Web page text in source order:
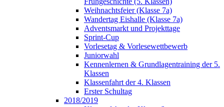
Weihnachtsfeier (Klasse 7a)
Wandertag Eishalle (Klasse 7a)
Adventsmarkt und Projekttage
Sprint-Cup
Vorlesetag & Vorlesewettbewerb
Juniorwahl
Kennenlernen & Grundlagentraining der 5.
Klassen
Klassenfahrt der 4. Klassen
Erster Schultag
2018/2019